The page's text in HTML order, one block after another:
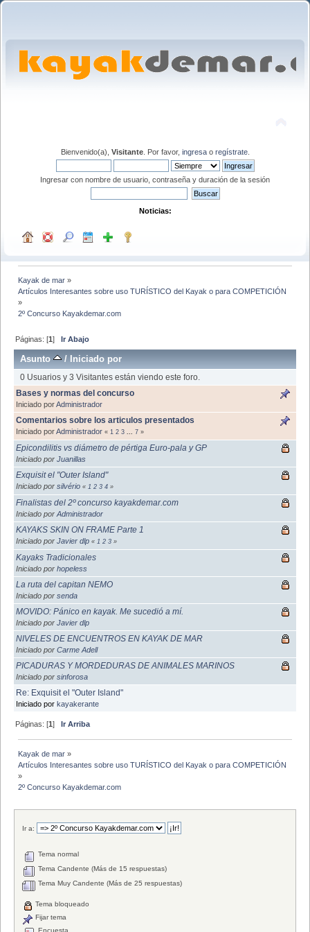
Bienvenido(a), Visitante. Por favor, ingresao regístrate.
Ingresar con nombre de usuario, contraseña y duración de la sesión
Noticias:
Kayak de mar »
Artículos Interesantes sobre uso TURÍSTICO del Kayak o para COMPETICIÓN
»
2º Concurso Kayakdemar.com
Páginas: [1]Ir Abajo
Asunto / Iniciado por
0 Usuarios y 3 Visitantes están viendo este foro.
Bases y normas del concurso
Iniciado porAdministrador
Comentarios sobre los articulos presentados
Iniciado porAdministrador « 1 2 3 ... 7 »
Epicondilitis vs diámetro de pértiga Euro-pala y GP
Iniciado por Juanillas
Exquisit el "Outer Island"
Iniciado por silvério « 1 2 3 4 »
Finalistas del 2º concurso kayakdemar.com
Iniciado porAdministrador
KAYAKS SKIN ON FRAME Parte 1
Iniciado por Javier dlp « 1 2 3 »
Kayaks Tradicionales
Iniciado por hopeless
La ruta del capitan NEMO
Iniciado por senda
MOVIDO: Pánico en kayak. Me sucedió a mí.
Iniciado por Javier dlp
NIVELES DE ENCUENTROS EN KAYAK DE MAR
Iniciado por Carme Adell
PICADURAS Y MORDEDURAS DE ANIMALES MARINOS
Iniciado por sinforosa
Re: Exquisit el "Outer Island"
Iniciado por kayakerante
Páginas: [1] Ir Arriba
Kayak de mar »
Artículos Interesantes sobre uso TURÍSTICO del Kayak o para COMPETICIÓN
»
2º Concurso Kayakdemar.com
Ir a:
Tema normal
Tema Candente (Más de 15 respuestas)
Tema Muy Candente (Más de 25 respuestas)
Tema bloqueado
Fijar tema
Encuesta